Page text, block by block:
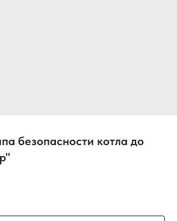
безопасности котла до